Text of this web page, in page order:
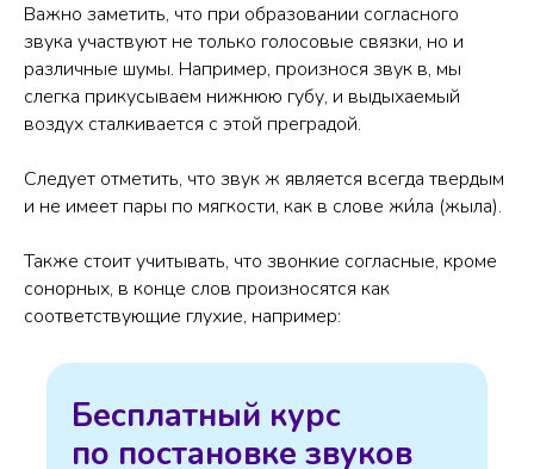
Важно заметить, что при образовании согласного
звука участвуют не только голосовые связки, но и
различные шумы. Например, произнося звук в, мы
слегка прикусываем нижнюю губу, и выдыхаемый
воздух сталкивается с этой преградой.
Следует отметить, что звук ж является всегда твердым
и не имеет пары по мягкости, как в слове жи́ла (жыла).
Также стоит учитывать, что звонкие согласные, кроме
сонорных, в конце слов произносятся как
соответствующие глухие, например:
Бесплатный курс
по постановке звуков